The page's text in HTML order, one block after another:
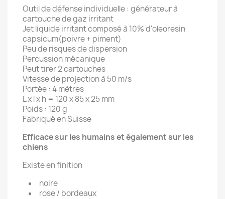
Outil de défense individuelle : générateur à
cartouche de gaz irritant
Jet liquide irritant composé à 10% d'oleoresin
capsicum(poivre + piment)
Peu de risques de dispersion
Percussion mécanique
Peut tirer 2 cartouches
Vitesse de projection à 50 m/s
Portée : 4 mètres
L x l x h = 120 x 85 x 25 mm
Poids : 120 g
Fabriqué en Suisse
Efficace sur les humains et également sur les
chiens
Existe en finition
noire
rose / bordeaux